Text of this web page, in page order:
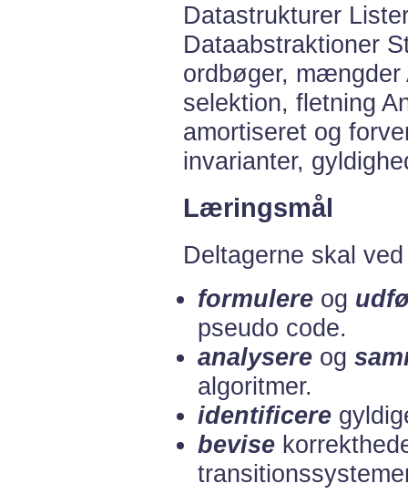
Datastrukturer
Dataabstraktioner
ordbøger, mængder
selektion, fletning
amortiseret og
invarianter,
Læringsmål
Deltagerne skal
formulere og
pseudo code.
analysere og
algoritmer.
identificere
bevise